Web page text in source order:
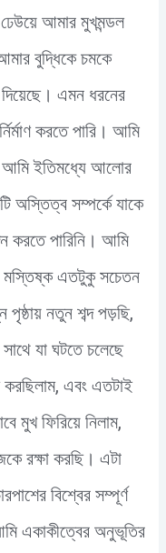
আমার মুখমন্ডল
বুদ্ধিকে চমকে
এমন ধরনের
করতে পারি। আমি
ইতিমধ্যে আলোর
অস্তিত্ব সম্পর্কে যাকে
করতে পারিনি। আমি
মস্তিষ্ক এতটুকু সচেতন
নতুন শব্দ পড়ছি,
যা ঘটতে চলেছে
এবং এতটাই
মুখ ফিরিয়ে নিলাম,
রক্ষা করছি। এটা
বিশ্বের সম্পূর্ণ
একাকীত্বের অনুভূতির